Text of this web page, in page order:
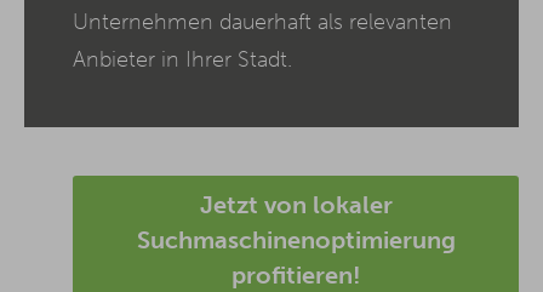
Unternehmen dauerhaft als relevanten
Anbieter in Ihrer Stadt.
Jetzt von lokaler
Suchmaschinenoptimierung
profitieren!